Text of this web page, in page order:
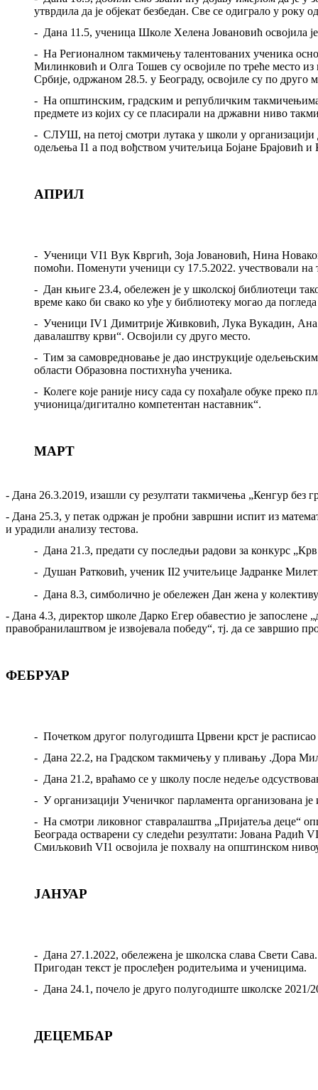
утврдила да је објекат безбедан. Све се одиграло у року
- Дана 11.5, ученица Школе Хелена Јовановић освојила
- На Регионалном такмичењу талентованих ученика
Милинковић и Олга Тошев су освојиле по треће место
Србије, одржаном 28.5. у Београду, освојиле су по друго
- На општинским, градским и републичким
предмете из којих су се пласирали на државни ниво
- СЛУШ, на петој смотри лутака у школи у
одељења I1 а под вођством учитељица Бојане Брајовић
АПРИЛ
- Ученици VI1 Вук Квргић, Зоја Јовановић, Нина
помоћи. Поменути ученици су 17.5.2022. учествовали
- Дан књиге 23.4, обележен је у школској библиотеци
време како би свако ко уђе у библиотеку могао да
- Ученици IV1 Димитрије Живковић, Лука Вукадин,
давалаштву крви“. Освојили су друго место.
- Тим за самовредновање је дао инструкције
области Образовна постихнућа ученика.
- Колеге које раније нису сада су похађале обуке
учионица/дигитално компетентан наставник“.
МАРТ
- Дана 26.3.2019, изашли су резултати такмичења „Кенгур без
- Дана 25.3, у петак одржан је пробни завршни испит из
и урадили анализу тестова.
- Дана 21.3, предати су последњи радови за конкурс
- Душан Ратковић, ученик II2 учитељице Јадранке
- Дана 8.3, симболично је обележен Дан жена у
- Дана 4.3, директор школе Дарко Егер обавестио је
правобранилаштвом је извојевала победу“, тј. да се завршио
ФЕБРУАР
- Почетком другог полугодишта Црвени крст је
- Дана 22.2, на Градском такмичењу у пливању .Дора
- Дана 21.2, враћамо се у школу после недеље
- У организацији Ученичког парламента организована
- На смотри ликовног ставралаштва „Пријатеља деце“
Београда остварени су следећи резултати: Јована
Смиљковић VI1 освојила је похвалу на општинском
ЈАНУАР
- Дана 27.1.2022, обележена је школска слава Свети Сава
Пригодан текст је прослеђен родитељима и ученицима.
- Дана 24.1, почело је друго полугодиште школске 2021/
ДЕЦЕМБАР